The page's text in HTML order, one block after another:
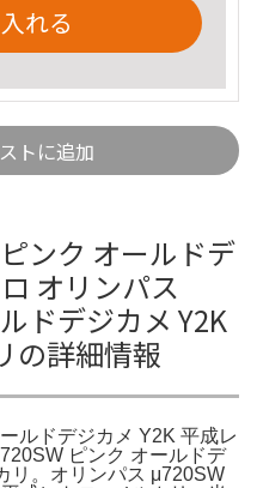
れる
トに追加
ンク オールドデ
オリンパス
ドデジカメ Y2K
の詳細情報
ルドデジカメ Y2K 平成レ
ピンク オールドデ
リ。オリンパス μ720SW